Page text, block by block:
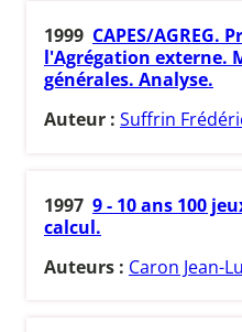
1999 CAPES/AGREG.
l'Agrégation externe.
générales. Analyse.
Auteur : Suffrin
1997 9 - 10 ans 100
calcul.
Auteurs : Caron Jean-